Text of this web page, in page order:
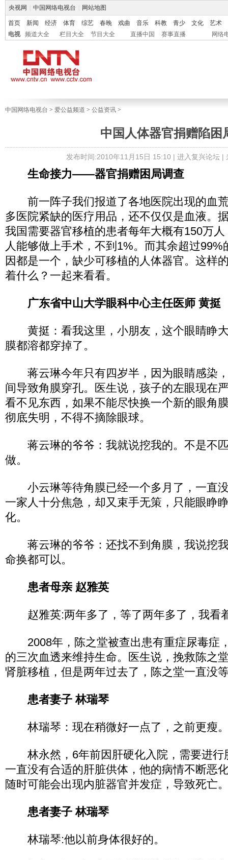
央视网 中国网络电视台 网站地图
首页 新闻 经济 体育 综艺 春晚 戏曲 音乐 科教 青少 文化
艺术
电视
频道大全 栏目大全 节目大全 直播中国 赛事直播 网络
中国网络电视台 > 爱公益频道 > 公益资讯 >
中国人体器官捐赠陷困
发布时间:2010年11月15日 15:10 | 进入复兴论坛|
生命接力——器官捐赠困局调查
前一阵子我们报道了各地医院出现的血
多医院紧缺的医疗用品，还不仅仅是血液。
我国需要器官移植的患者每年大概有150万
人能够做上手术，不到1%。而其余超过99%
因都是一个，缺少可移植的人体器官。这样
着什么？一起来看看。
广东省中山大学眼科中心主任医师 黄挺
黄挺：看我这里，小朋友，这个眼睛睁
膜都溶都穿掉了。
蒋云琳今年只有四岁半，因为眼睛感染
间导致角膜穿孔。医生说，孩子的左眼现在
看不见东西，如果不能尽快换一个新的眼角
彻底失明，不得不摘除眼球。
蒋云琳的爷爷：我就说挖我的。不是不
做。
小云琳等待角膜已经一个多月了，一直
一家人十分焦急，却又束手无策，只能眼睁
化。
蒋云琳的爷爷：还找不到角膜，我说挖
命换都可以。
患者母亲 赵雅英
赵雅英:两年多了，等了两年多了，我看
2008年，陈之堂被查出患有重症尿毒症
的三次血透来维持生命。医生说，挽救陈之
肾脏移植，但是两年过去了，陈之堂一直没
患者妻子 林瑞琴
林瑞琴：现在稍微好一点了，之前更瘦
林永然，6年前因肝硬化入院，需要进行
一直没有合适的肝脏供体，他的病情不断恶
随时可能会出现内脏器官并发症，导致死亡
患者妻子 林瑞琴
林瑞琴:他以前身体很好的。